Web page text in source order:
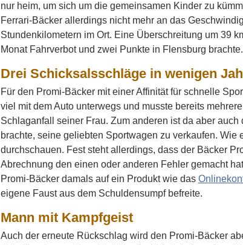
nur heim, um sich um die gemeinsamen Kinder zu
Ferrari-Bäcker allerdings nicht mehr an das
Stundenkilometern im Ort. Eine Überschreitung um 39
Monat Fahrverbot und zwei Punkte in Flensburg brachte.
Drei Schicksalsschläge in wenigen
Für den Promi-Bäcker mit einer Affinität für schnelle
viel mit dem Auto unterwegs und musste bereits
Schlaganfall seiner Frau. Zum anderen ist da aber
brachte, seine geliebten Sportwagen zu verkaufen.
durchschauen. Fest steht allerdings, dass der Bäcker
Abrechnung den einen oder anderen Fehler gemacht
Promi-Bäcker damals auf ein Produkt wie das
eigene Faust aus dem Schuldensumpf befreite.
Mann mit Kampfgeist
Auch der erneute Rückschlag wird den Promi-Bäcker